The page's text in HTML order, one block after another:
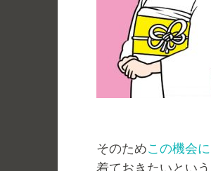
そのためこの機会
着ておきたいとい